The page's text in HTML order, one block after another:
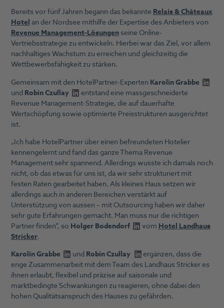
Bereits vor fünf Jahren begann das bekannte Relais & Châteaux
Hotel an der Nordsee mithilfe der Expertise des Anbieters von
Revenue Management-Lösungenseine Online-
Vertriebsstrategie zu entwickeln. Hierbei war das Ziel, vor allem
nachhaltiges Wachstum zu erreichen und gleichzeitig die
Wettbewerbsfähigkeit zu stärken.
Gemeinsam mit den HotelPartner-Experten Karolin Grabbe
und Robin Czullay
entstand eine massgeschneiderte
Revenue Management-Strategie, die auf dauerhafte
Wertschöpfung sowie optimierte Preisstrukturen ausgerichtet
ist.
„Ich habe HotelPartner über einen befreundeten Hotelier
kennengelernt und fand das ganze Thema Revenue
Management sehr spannend. Allerdings wusste ich damals noch
nicht, ob das etwas für uns ist, da wir sehr strukturiert mit
festen Raten gearbeitet haben. Als kleines Haus setzen wir
allerdings auch in anderen Bereichen verstärkt auf
Unterstützung von aussen – mit Outsourcing haben wir daher
sehr gute Erfahrungen gemacht. Man muss nur die richtigen
Partner finden“, so Holger Bodendorf vom Hotel Landhaus
Stricker.
Karolin Grabbe
und Robin Czullay
ergänzen, dass die
enge Zusammenarbeit mit dem Team des Landhaus Stricker es
ihnen erlaubt, flexibel und präzise auf saisonale und
marktbedingte Schwankungen zu reagieren, ohne dabei den
hohen Qualitätsanspruch des Hauses zu gefährden.